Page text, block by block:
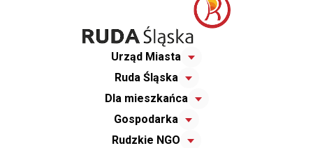
Urząd Miasta
Ruda Śląska
Dla mieszkańca
Gospodarka
Rudzkie NGO